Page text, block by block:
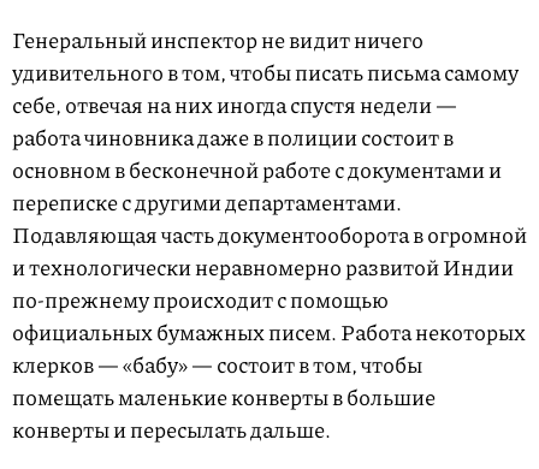
Генеральный инспектор не видит ничего
удивительного в том, чтобы писать письма самому
себе, отвечая на них иногда спустя недели —
работа чиновника даже в полиции состоит в
основном в бесконечной работе с документами и
переписке с другими департаментами.
Подавляющая часть документооборота в огромной
и технологически неравномерно развитой Индии
по-прежнему происходит с помощью
официальных бумажных писем. Работа некоторых
клерков — «бабу» — состоит в том, чтобы
помещать маленькие конверты в большие
конверты и пересылать дальше.